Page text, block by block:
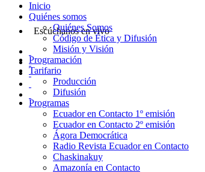
Escúchanos en vivo
Inicio
Quiénes somos
Quiénes Somos
Código de Ética y Difusión
Misión y Visión
Programación
Tarifario
Producción
Difusión
Programas
Ecuador en Contacto 1º emisión
Ecuador en Contacto 2º emisión
Ágora Democrática
Radio Revista Ecuador en Contacto
Chaskinakuy
Amazonía en Contacto